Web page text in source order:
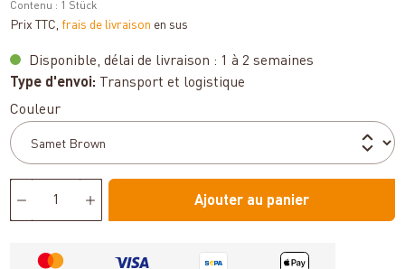
Contenu : 1 Stück
Prix TTC, frais de livraison en sus
Disponible, délai de livraison : 1 à 2 semaines
Type d'envoi: Transport et logistique
Sélectionnez
Couleur
Ajouter au panier